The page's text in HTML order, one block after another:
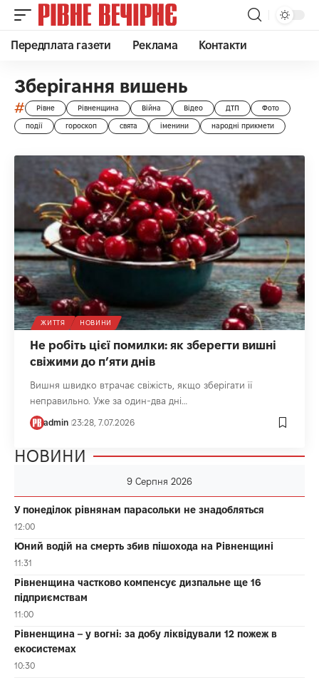
Передплата газети Реклама Контакти
Зберігання вишень
# Рівне Рівненщина Війна Відео ДТП Фото
події гороскоп свята іменини народні прикмети
ЖИТТЯ НОВИНИ
Не робіть цієї помилки: як зберегти вишні
свіжими до п’яти днів
Вишня швидко втрачає свіжість, якщо зберігати її
неправильно. Уже за один-два дні…
admin 23:28, 7.07.2026
НОВИНИ
9 Серпня 2026
У понеділок рівнянам парасольки не знадобляться
12:00
Юний водій на смерть збив пішохода на Рівненщині
11:31
Рівненщина частково компенсує дизпальне ще 16
підприємствам
11:00
Рівненщина – у вогні: за добу ліквідували 12 пожеж в
екосистемах
10:30